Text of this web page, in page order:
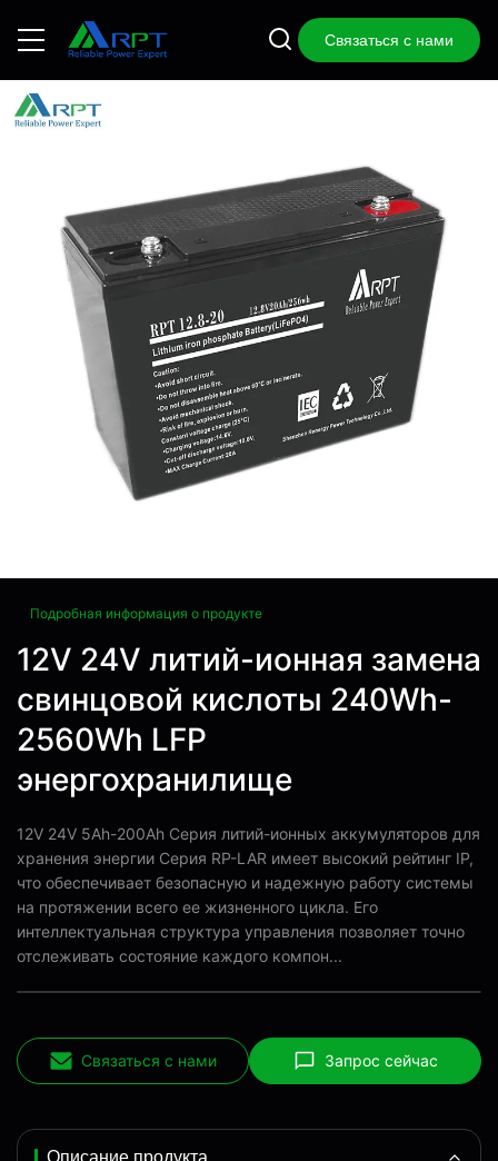
Связаться с нами
Подробная информация о продукте
12V 24V литий-ионная замена
свинцовой кислоты 240Wh-
2560Wh LFP
энергохранилище
12V 24V 5Ah-200Ah Серия литий-ионных аккумуляторов для
хранения энергии Серия RP-LAR имеет высокий рейтинг IP,
что обеспечивает безопасную и надежную работу системы
на протяжении всего ее жизненного цикла. Его
интеллектуальная структура управления позволяет точно
отслеживать состояние каждого компон...
Связаться с нами Запрос сейчас
Описание продукта